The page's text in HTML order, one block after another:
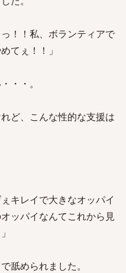
！！私、ボランティアで
てぇ！！」
・・。
ど、こんな性的な支援は
キレイで大きなオッパイ
ッパイなんてこれから見
舐められました。